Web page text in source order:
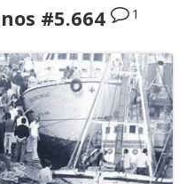
#5.664 1